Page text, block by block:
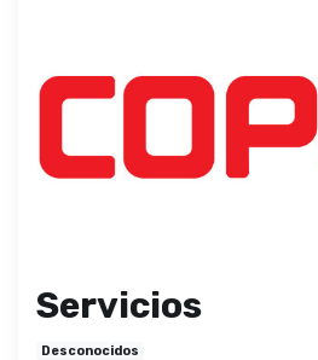
Servicios
Desconocidos